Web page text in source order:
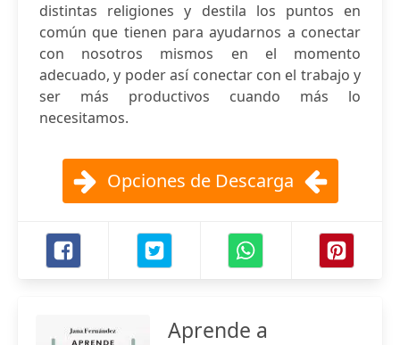
distintas religiones y destila los puntos en
común que tienen para ayudarnos a conectar
con nosotros mismos en el momento
adecuado, y poder así conectar con el trabajo y
ser más productivos cuando más lo
necesitamos.
Opciones de Descarga
Aprende a